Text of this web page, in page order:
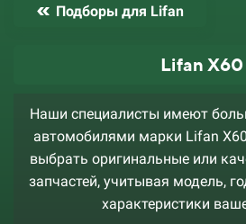
Подборы для Lifan
Lifan X60
Наши специалисты имеют
автомобилями марки Lifan
выбрать оригинальные или
запчастей, учитывая модель,
характеристики